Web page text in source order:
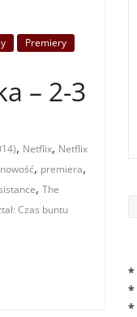
Premiery
– 2-3
, Netflix, Netflix
nowość, premiera,
, The
Czas buntu
*
*
*